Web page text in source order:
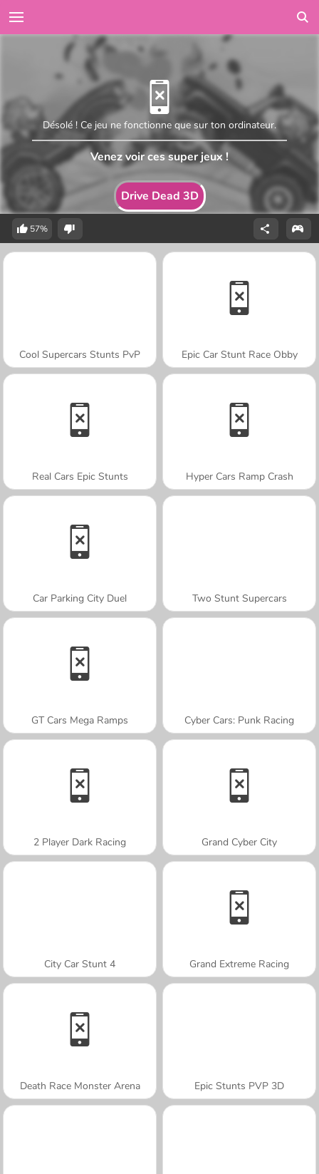
Drive Dead 3D
Désolé ! Ce jeu ne fonctionne que sur ton ordinateur.
Venez voir ces super jeux !
57%
Cool Supercars Stunts PvP Epic Car Stunt Race Obby
Real Cars Epic Stunts Hyper Cars Ramp Crash
Car Parking City Duel Two Stunt Supercars
GT Cars Mega Ramps Cyber Cars: Punk Racing
2 Player Dark Racing Grand Cyber City
City Car Stunt 4 Grand Extreme Racing
Death Race Monster Arena Epic Stunts PVP 3D